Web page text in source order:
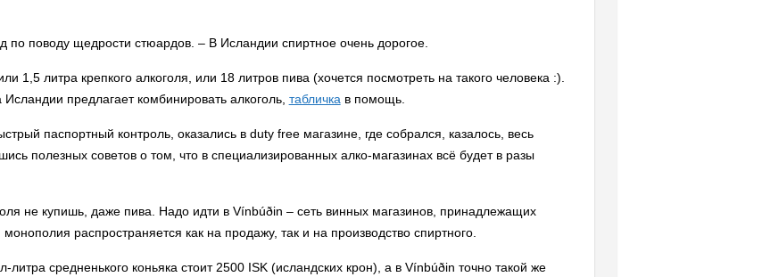
по поводу щедрости стюардов. – В Исландии спиртное очень дорогое.
1,5 литра крепкого алкоголя, или 18 литров пива (хочется посмотреть на такого человека :).
предлагает комбинировать алкоголь, табличкав помощь.
паспортный контроль, оказались в duty free магазине, где собрался, казалось, весь
полезных советов о том, что в специализированных алко-магазинах всё будет в разы
не купишь, даже пива. Надо идти в Vínbúðin – сеть винных магазинов, принадлежащих
распространяется как на продажу, так и на производство спиртного.
средненького коньяка стоит 2500 ISK (исландских крон), а в Vínbúðin точно такой же